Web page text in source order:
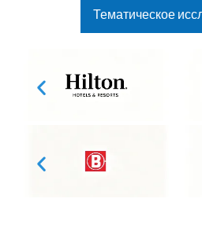
Тематическое